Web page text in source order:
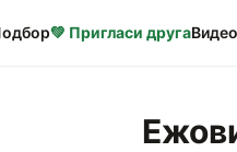
💚 Пригласи другаВидео